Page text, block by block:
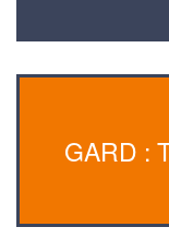
GARD :